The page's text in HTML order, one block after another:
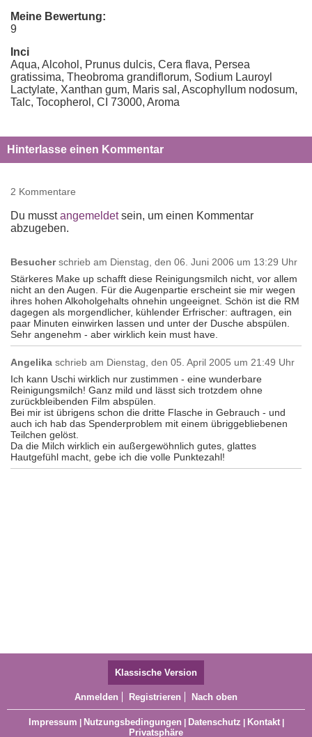
Meine Bewertung:
9
Inci
Aqua, Alcohol, Prunus dulcis, Cera flava, Persea
gratissima, Theobroma grandiflorum, Sodium Lauroyl
Lactylate, Xanthan gum, Maris sal, Ascophyllum nodosum,
Talc, Tocopherol, CI 73000, Aroma
Hinterlasse einen Kommentar
2 Kommentare
Du musstangemeldetsein, um einen Kommentar
abzugeben.
Besucher schrieb am Dienstag, den 06. Juni 2006 um 13:29 Uhr
Stärkeres Make up schafft diese Reinigungsmilch nicht, vor allem
nicht an den Augen. Für die Augenpartie erscheint sie mir wegen
ihres hohen Alkoholgehalts ohnehin ungeeignet. Schön ist die RM
dagegen als morgendlicher, kühlender Erfrischer: auftragen, ein
paar Minuten einwirken lassen und unter der Dusche abspülen.
Sehr angenehm - aber wirklich kein must have.
Angelika schrieb am Dienstag, den 05. April 2005 um 21:49 Uhr
Ich kann Uschi wirklich nur zustimmen - eine wunderbare
Reinigungsmilch! Ganz mild und lässt sich trotzdem ohne
zurückbleibenden Film abspülen.
Bei mir ist übrigens schon die dritte Flasche in Gebrauch - und
auch ich hab das Spenderproblem mit einem übriggebliebenen
Teilchen gelöst.
Da die Milch wirklich ein außergewöhnlich gutes, glattes
Hautgefühl macht, gebe ich die volle Punktezahl!
Klassische Version
Anmelden Registrieren Nach oben
Impressum Nutzungsbedingungen Datenschutz Kontakt|
Privatsphäre